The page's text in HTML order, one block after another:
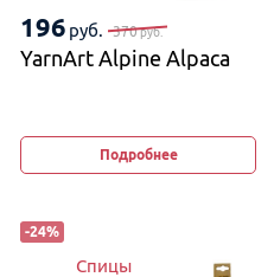
196 руб. 370руб.
YarnArt Alpine Alpaca
Подробнее
-24%
Спицы